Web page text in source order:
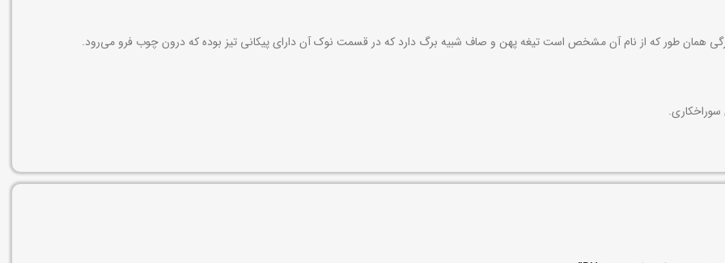
همان طور که از نام آن مشخص است تیغه پهن و صاف شبیه برگ دارد که در قسمت نوک آن دارای پیکانی تیز بوده که درون چوب فرو می‌رود.